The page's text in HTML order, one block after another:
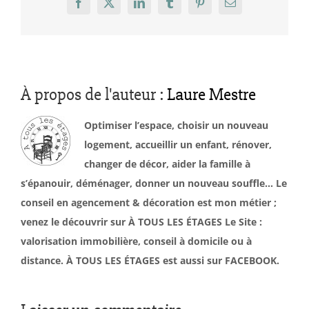
Facebook
X LinkedInTumblrPinterestEmail
À propos de l'auteur : Laure Mestre
Optimiser l’espace, choisir un nouveau
logement, accueillir un enfant, rénover,
changer de décor, aider la famille à
s’épanouir, déménager, donner un nouveau souffle… Le
conseil en agencement & décoration est mon métier ;
venez le découvrir sur À TOUS LES ÉTAGES Le Site :
valorisation immobilière, conseil à domicile ou à
distance. À TOUS LES ÉTAGES est aussi sur FACEBOOK.